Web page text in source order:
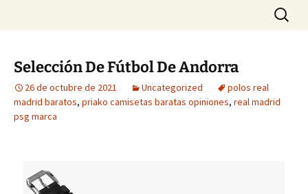
Buscar:
Selección De Fútbol De Andorra
26 de octubre de 2021 Uncategorized
polos real
madrid baratos, priako camisetas baratas opiniones, real madrid
psg marca